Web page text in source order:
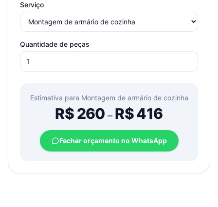
Serviço
Quantidade de peças
Estimativa para Montagem de armário de cozinha
R$260 –R$416
Fechar orçamento no WhatsApp